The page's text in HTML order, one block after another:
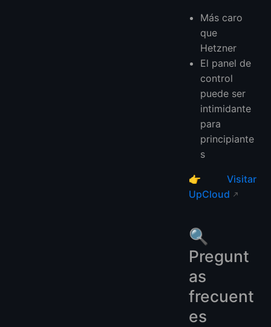
Más caro
que
Hetzner
El panel de
control
puede ser
intimidante
para
principiante
s
👉 Visitar
UpCloud
🔍
Pregunt
as
frecuent
es